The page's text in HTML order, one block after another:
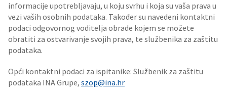
informacije upotrebljavaju, u koju svrhu i koja su vaša prava u
vezi vaših osobnih podataka. Također su navedeni kontaktni
podaci odgovornog voditelja obrade kojem se možete
obratiti za ostvarivanje svojih prava, te službenika za zaštitu
podataka.
Opći kontaktni podaci za ispitanike: Službenik za zaštitu
podataka INA Grupe, szop@ina.hr